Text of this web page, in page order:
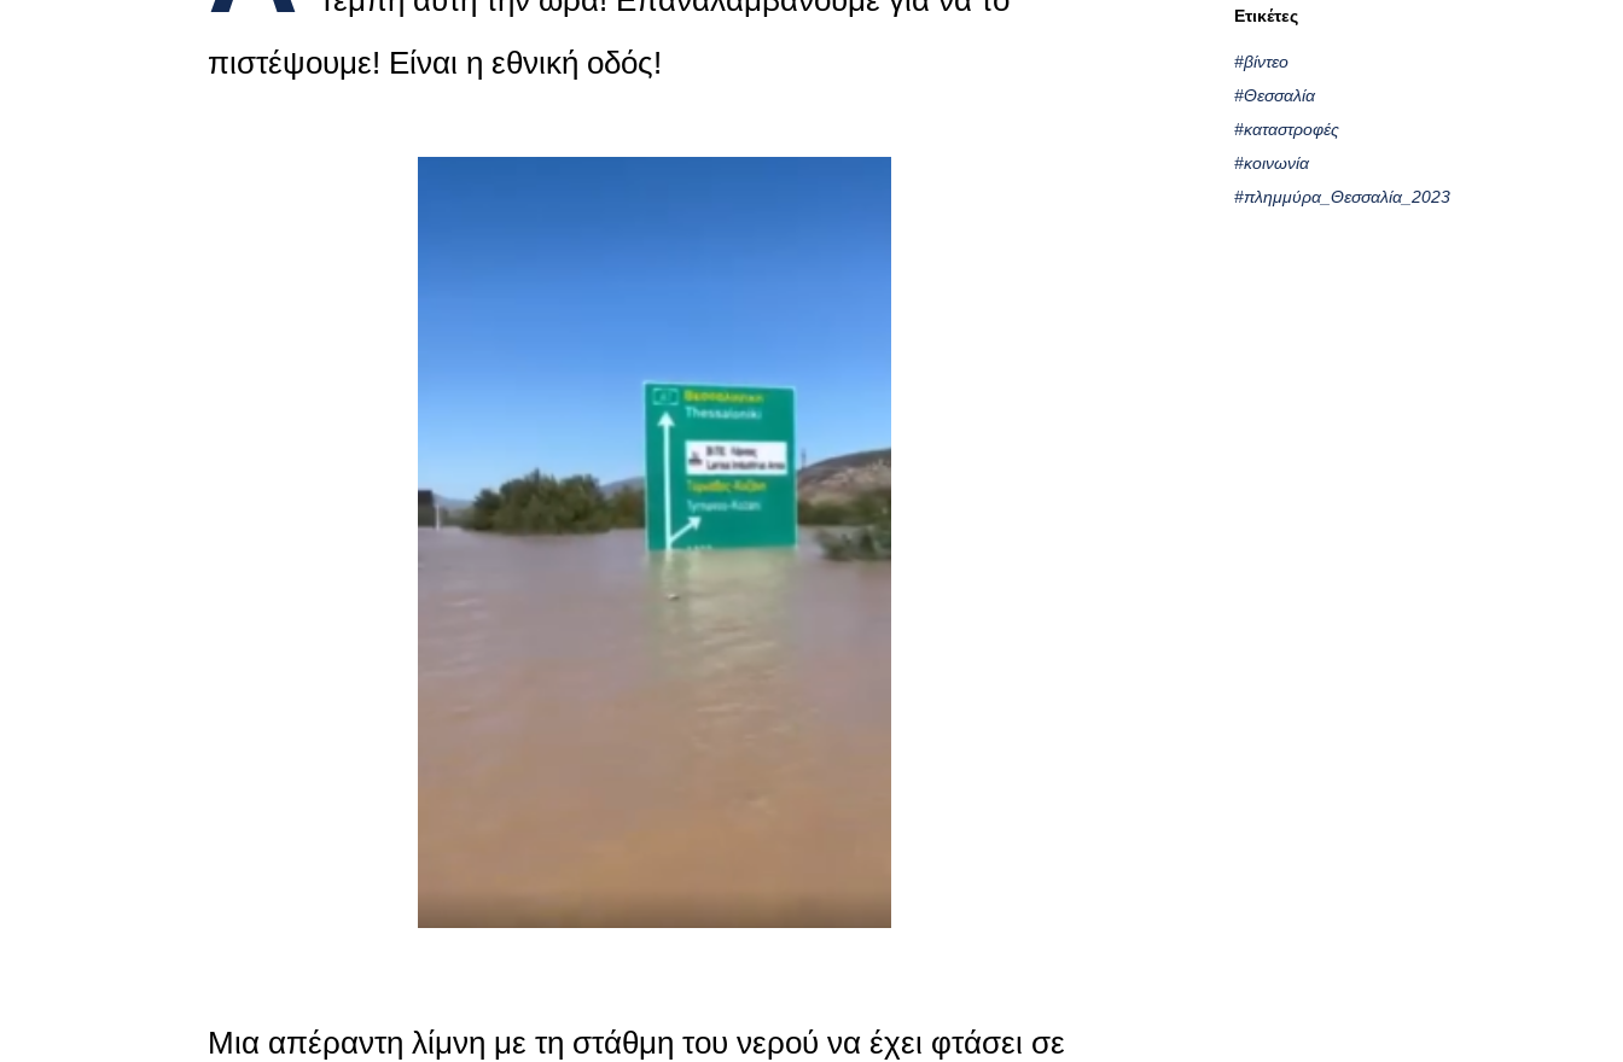
πιστέψουμε! Είναι η εθνική οδός!
Μια απέραντη λίμνη με τη στάθμη του νερού να έχει φτάσει σε
Ετικέτες
#βίντεο
#Θεσσαλία
#καταστροφές
#κοινωνία
#πλημμύρα_Θεσσαλία_2023